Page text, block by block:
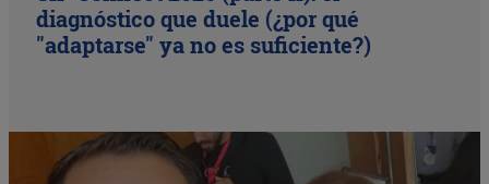
diagnóstico que duele (¿por qué
"adaptarse" ya no es suficiente?)